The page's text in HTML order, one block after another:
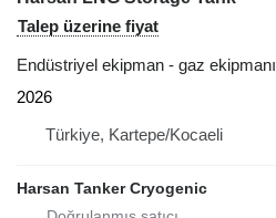
Talep üzerine fiyat
Endüstriyel ekipman - gaz ekipmanı
2026
Türkiye, Kartepe/Kocaeli
Harsan Tanker Cryogenic